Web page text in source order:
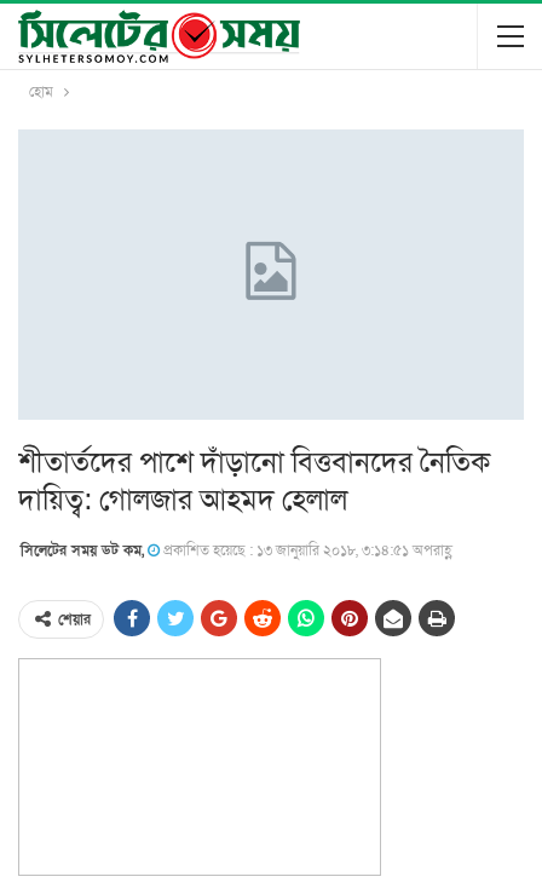
হোম
শীতার্তদের পাশে দাঁড়ানো বিত্তবানদের নৈতিক
দায়িত্ব: গোলজার আহমদ হেলাল
সিলেটের সময় ডট কম, প্রকাশিত হয়েছে : ১৩ জানুয়ারি ২০১৮, ৩:১৪:৫১ অপরাহ্ণ
শেয়ার